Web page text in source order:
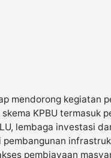
mendorong kegiatan
KPBU termasuk
lembaga investasi
pembangunan
pembiayaan